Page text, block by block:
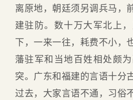
离原地，朝廷须另调兵马，
建驻防。数十万大军北上
下，一来一往，耗费不小，
藩驻军和当地百姓相处颇
突。广东和福建的言语十分
过去，大家言语不通，习俗